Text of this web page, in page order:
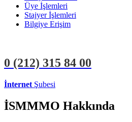
Üye İşlemleri
Stajyer İşlemleri
Bilgiye Erişim
0 (212) 315 84 00
İnternet Şubesi
İSMMMO Hakkında